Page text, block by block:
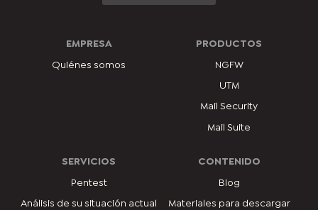
EMPRESA
Quiénes somos
PRODUCTOS
NGFW
UTM
Mail Security
Mail Suite
SERVICIOS
Pentest
Análisis de su situación actual
CONTENIDO
Blog
Materiales para descargar